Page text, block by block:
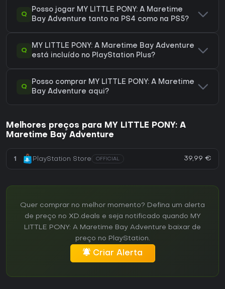
Q
Posso jogar MY LITTLE PONY: A Maretime
Bay Adventure tanto na PS4 como na PS5?
Q
MY LITTLE PONY: A Maretime Bay Adventure
está incluído no PlayStation Plus?
Q
Posso comprar MY LITTLE PONY: A Maretime
Bay Adventure aqui?
Melhores preços para MY LITTLE PONY: A
Maretime Bay Adventure
1 PlayStation Store OFFICIAL 39,99 €
Quer comprar no melhor momento? Defina um alerta
de preço no XD.deals e seja notificado quando MY
LITTLE PONY: A Maretime Bay Adventure baixar de
preço no PlayStation.
Criar Alerta